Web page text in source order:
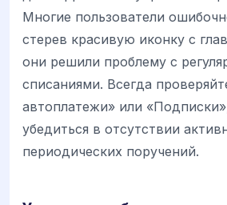
Многие пользователи
стерев красивую иконку с
они решили проблему с
списаниями. Всегда
автоплатежи» или
убедиться в отсутствии
периодических поручений.